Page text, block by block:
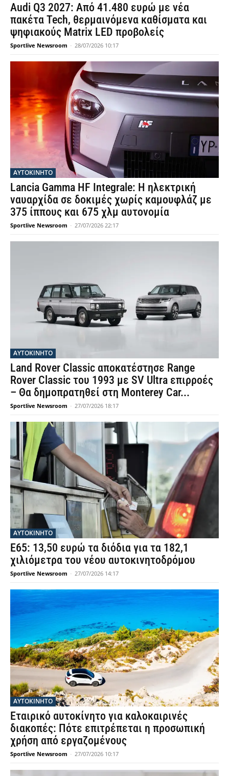
Audi Q3 2027: Από 41.480 ευρώ με νέα
πακέτα Tech, θερμαινόμενα καθίσματα και
ψηφιακούς Matrix LED προβολείς
Sportlive Newsroom - 28/07/2026 10:17
ΑΥΤΟΚΙΝΗΤΟ
Lancia Gamma HF Integrale: Η ηλεκτρική
ναυαρχίδα σε δοκιμές χωρίς καμουφλάζ με
375 ίππους και 675 χλμ αυτονομία
Sportlive Newsroom - 27/07/2026 22:17
ΑΥΤΟΚΙΝΗΤΟ
Land Rover Classic αποκατέστησε Range
Rover Classic του 1993 με SV Ultra επιρροές
– Θα δημοπρατηθεί στη Monterey Car...
Sportlive Newsroom - 27/07/2026 18:17
ΑΥΤΟΚΙΝΗΤΟ
Ε65: 13,50 ευρώ τα διόδια για τα 182,1
χιλιόμετρα του νέου αυτοκινητοδρόμου
Sportlive Newsroom - 27/07/2026 14:17
ΑΥΤΟΚΙΝΗΤΟ
Εταιρικό αυτοκίνητο για καλοκαιρινές
διακοπές: Πότε επιτρέπεται η προσωπική
χρήση από εργαζομένους
Sportlive Newsroom - 27/07/2026 10:17